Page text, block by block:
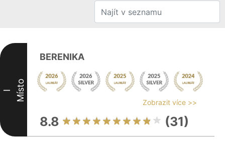
I Místo
BERENIKA
Zobrazit více >>
8.8 (31)